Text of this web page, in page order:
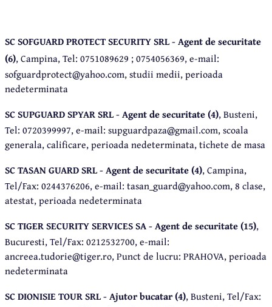
SC SOFGUARD PROTECT SECURITY SRL - Agent de securitate
(6), Campina, Tel: 0751089629 ; 0754056369, e-mail:
sofguardprotect@yahoo.com, studii medii, perioada
nedeterminata
SC SUPGUARD SPYAR SRL - Agent de securitate (4), Busteni,
Tel: 0720399997, e-mail: supguardpaza@gmail.com, scoala
generala, calificare, perioada nedeterminata, tichete de masa
SC TASAN GUARD SRL - Agent de securitate (4), Campina,
Tel/Fax: 0244376206, e-mail: tasan_guard@yahoo.com, 8 clase,
atestat, perioada nedeterminata
SC TIGER SECURITY SERVICES SA - Agent de securitate (15),
Bucuresti, Tel/Fax: 0212532700, e-mail:
ancreea.tudorie@tiger.ro, Punct de lucru: PRAHOVA, perioada
nedeterminata
SC DIONISIE TOUR SRL - Ajutor bucatar (4), Busteni, Tel/Fax: